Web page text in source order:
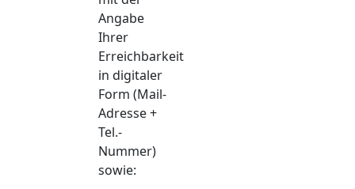
Angabe
Ihrer
Erreichbarkeit
in digitaler
Form (Mail-
Adresse +
Tel.-
Nummer)
sowie: